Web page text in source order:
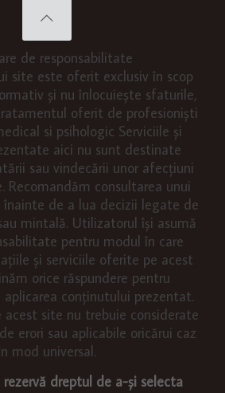
de responsabilitate
site este oferit exclusiv în scop
și nu înlocuiește sfaturile,
oferit de profesioniști
si psihologic Serviciile și
aici nu sunt destinate
sau vindecării unor afecțiuni
Recomandăm consultarea unui
de a lua decizii legate de
mintală. Utilizatorul își asumă
pentru modul în care
și serviciile oferite pe acest
orice răspundere pentru
aplicarea conținutului prezentat.
site nu trebuie considerate
erori sau aplicabile oricărui caz
mod universal.
dreptul de a-și selecta